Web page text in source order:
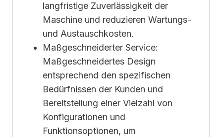
langfristige Zuverlässigkeit der
Maschine und reduzieren Wartungs-
und Austauschkosten.
Maßgeschneiderter Service:
Maßgeschneidertes Design
entsprechend den spezifischen
Bedürfnissen der Kunden und
Bereitstellung einer Vielzahl von
Konfigurationen und
Funktionsoptionen, um